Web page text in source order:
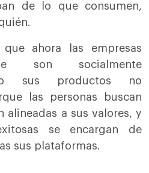
de lo que consumen,
ahora las empresas
son socialmente
o sus productos no
las personas buscan
alineadas a sus valores, y
se encargan de
sus plataformas.